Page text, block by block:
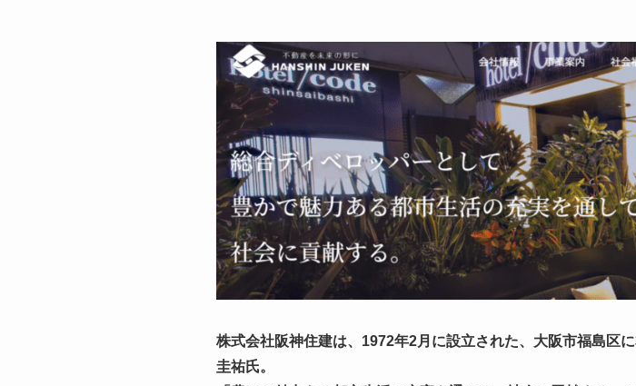
株式会社阪神住建は、1972年2月に設立された、大阪市福島区
圭祐氏。